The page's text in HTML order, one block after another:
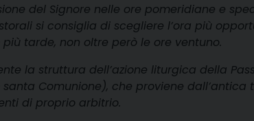
del Signore nelle ore pomeridiane e
si consiglia di scegliere l’ora più
tarde, non oltre però le ore ventuno.
la struttura dell’azione liturgica della
Comunione), che proviene dall’antica
di proprio arbitrio.